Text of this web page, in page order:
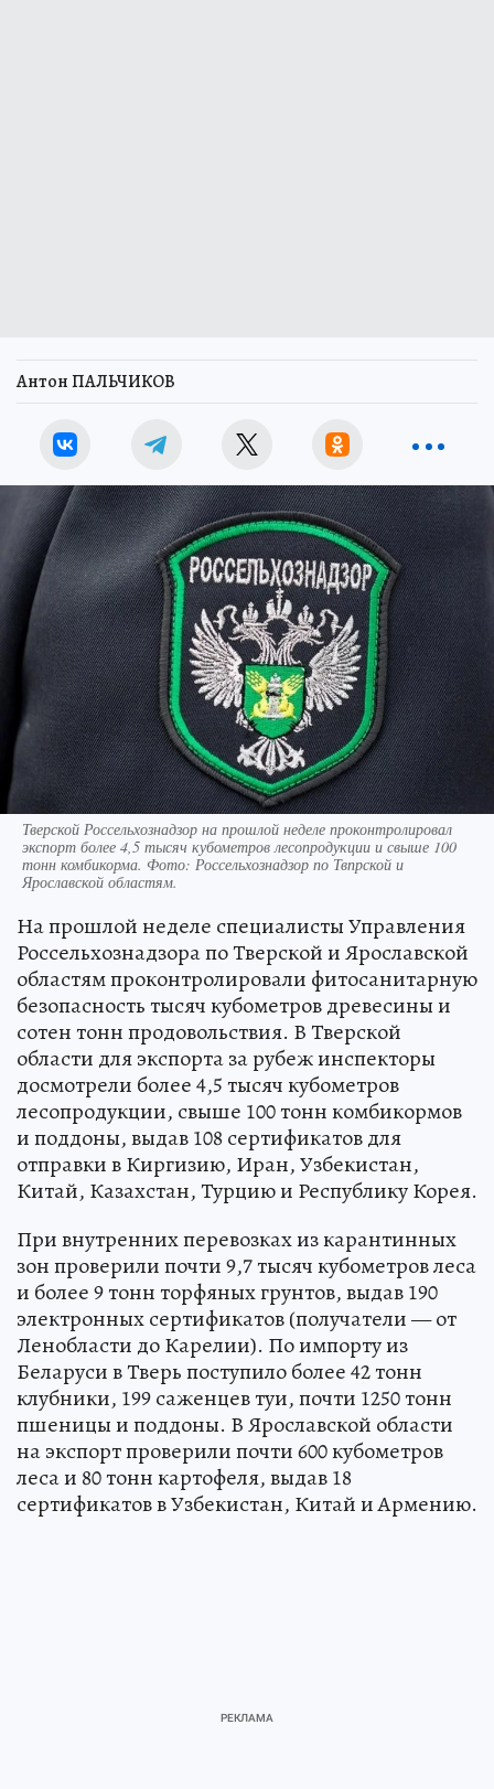
Антон ПАЛЬЧИКОВ
Тверской Россельхознадзор на прошлой неделе проконтролировал
экспорт более 4,5 тысяч кубометров лесопродукции и свыше 100
тонн комбикорма. Фото: Россельхознадзор по Твпрской и
Ярославской областям.
На прошлой неделе специалисты Управления
Россельхознадзора по Тверской и Ярославской
областям проконтролировали фитосанитарную
безопасность тысяч кубометров древесины и
сотен тонн продовольствия. В Тверской
области для экспорта за рубеж инспекторы
досмотрели более 4,5 тысяч кубометров
лесопродукции, свыше 100 тонн комбикормов
и поддоны, выдав 108 сертификатов для
отправки в Киргизию, Иран, Узбекистан,
Китай, Казахстан, Турцию и Республику Корея.
При внутренних перевозках из карантинных
зон проверили почти 9,7 тысяч кубометров леса
и более 9 тонн торфяных грунтов, выдав 190
электронных сертификатов (получатели — от
Ленобласти до Карелии). По импорту из
Беларуси в Тверь поступило более 42 тонн
клубники, 199 саженцев туи, почти 1250 тонн
пшеницы и поддоны. В Ярославской области
на экспорт проверили почти 600 кубометров
леса и 80 тонн картофеля, выдав 18
сертификатов в Узбекистан, Китай и Армению.